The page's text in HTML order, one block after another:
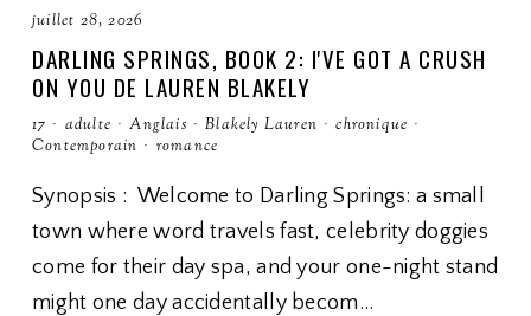
juillet 28, 2026
DARLING SPRINGS, BOOK 2: I'VE GOT A CRUSH
ON YOU DE LAUREN BLAKELY
17 · adulte · Anglais · Blakely Lauren · chronique ·
Contemporain · romance
Synopsis : Welcome to Darling Springs: a small
town where word travels fast, celebrity doggies
come for their day spa, and your one-night stand
might one day accidentally becom…